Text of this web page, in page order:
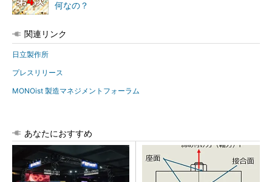
何なの？
関連リンク
日立製作所
プレスリリース
MONOist 製造マネジメントフォーラム
あなたにおすすめ